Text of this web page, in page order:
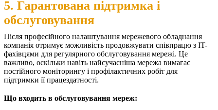
5. Гарантована підтримка і
обслуговування
Після професійного налаштування мережевого обладнання
компанія отримує можливість продовжувати співпрацю з IT-
фахівцями для регулярного обслуговування мережі. Це
важливо, оскільки навіть найсучасніша мережа вимагає
постійного моніторингу і профілактичних робіт для
підтримки її працездатності.
Що входить в обслуговування мереж: